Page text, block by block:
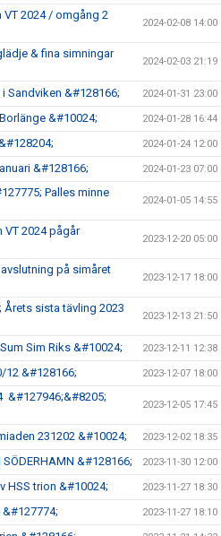
VT 2024 / omgång 2
2024-02-08 14:00
& fina simningar
2024-02-03 21:19
Sandviken &#128166; 2024-01-31 23:00
&#10024; 2024-01-28 16:44
2024-01-24 12:00
&#128166; 2024-01-23 07:00
Palles minne
2024-01-05 14:55
VT 2024 pågår
2023-12-20 05:00
på simåret
2023-12-17 18:00
Årets sista tävling 2023
2023-12-13 21:50
Sim Riks &#10024; 2023-12-11 12:38
12 &#128166; 2023-12-07 18:00
&#127946;&#8205;
2023-12-05 17:45
231202 &#10024; 2023-12-02 18:35
&#128166; 2023-11-30 12:00
HSS trion &#10024; 2023-11-27 18:30
2023-11-27 18:10